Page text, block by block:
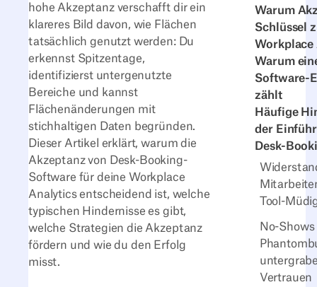
Warum
Schlüssel
Workplace
Warum
Software-
zählt
Häufige
der
Desk-
Tool-
No-
Vertrauen
hohe Akzeptanz verschafft dir ein
klareres Bild davon, wie Flächen
tatsächlich genutzt werden: Du
erkennst Spitzentage,
identifizierst untergenutzte
Bereiche und kannst
Flächenänderungen mit
stichhaltigen Daten begründen.
Dieser Artikel erklärt, warum die
Akzeptanz von Desk-Booking-
Software für deine Workplace
Analytics entscheidend ist, welche
typischen Hindernisse es gibt,
welche Strategien die Akzeptanz
fördern und wie du den Erfolg
misst.